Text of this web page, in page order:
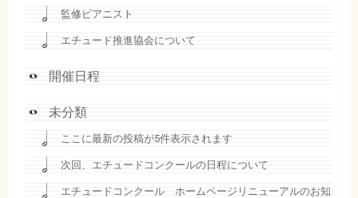
監修ピアニスト
エチュード推進協会について
開催日程
未分類
ここに最新の投稿が5件表示されます
次回、エチュードコンクールの日程について
エチュードコンクール ホームページリニューアルのお知